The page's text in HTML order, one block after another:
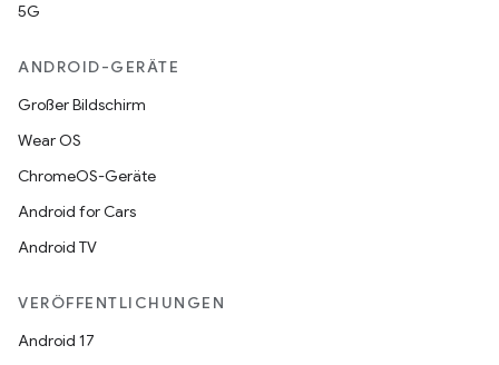
5G
ANDROID-GERÄTE
Großer Bildschirm
Wear OS
ChromeOS-Geräte
Android for Cars
Android TV
VERÖFFENTLICHUNGEN
Android 17